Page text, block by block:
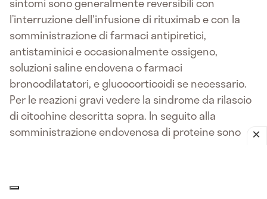
l’interruzione dell'infusione di rituximab e con la
somministrazione di farmaci antipiretici,
antistaminici e occasionalmente ossigeno,
soluzioni saline endovena o farmaci
broncodilatatori, e glucocorticoidi se necessario.
Per le reazioni gravi vedere la sindrome da rilascio
di citochine descritta sopra. In seguito alla
somministrazione endovenosa di proteine sono